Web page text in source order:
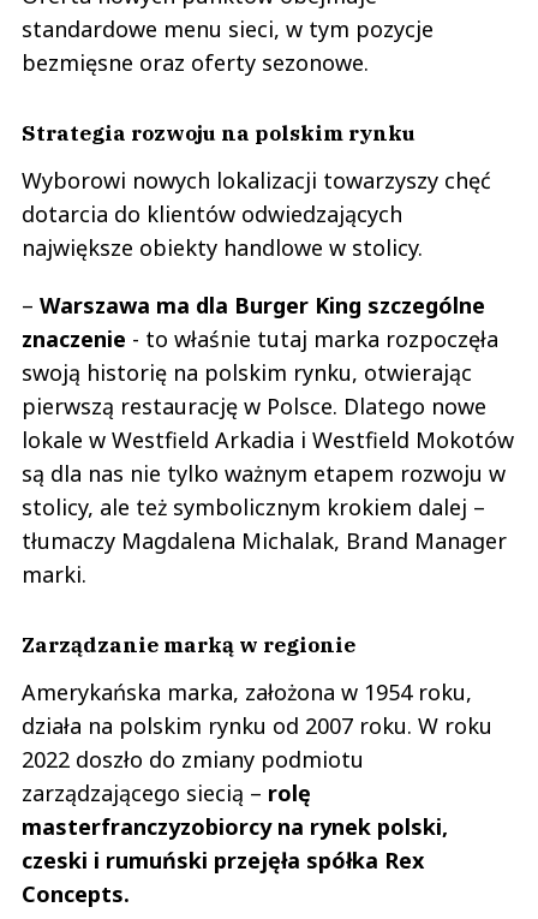
standardowe menu sieci, w tym pozycje
bezmięsne oraz oferty sezonowe.
Strategia rozwoju na polskim rynku
Wyborowi nowych lokalizacji towarzyszy chęć
dotarcia do klientów odwiedzających
największe obiekty handlowe w stolicy.
– Warszawa ma dla Burger King szczególne
znaczenie - to właśnie tutaj marka rozpoczęła
swoją historię na polskim rynku, otwierając
pierwszą restaurację w Polsce. Dlatego nowe
lokale w Westfield Arkadia i Westfield Mokotów
są dla nas nie tylko ważnym etapem rozwoju w
stolicy, ale też symbolicznym krokiem dalej –
tłumaczy Magdalena Michalak, Brand Manager
marki.
Zarządzanie marką w regionie
Amerykańska marka, założona w 1954 roku,
działa na polskim rynku od 2007 roku. W roku
2022 doszło do zmiany podmiotu
zarządzającego siecią – rolę
masterfranczyzobiorcy na rynek polski,
czeski i rumuński przejęła spółka Rex
Concepts.